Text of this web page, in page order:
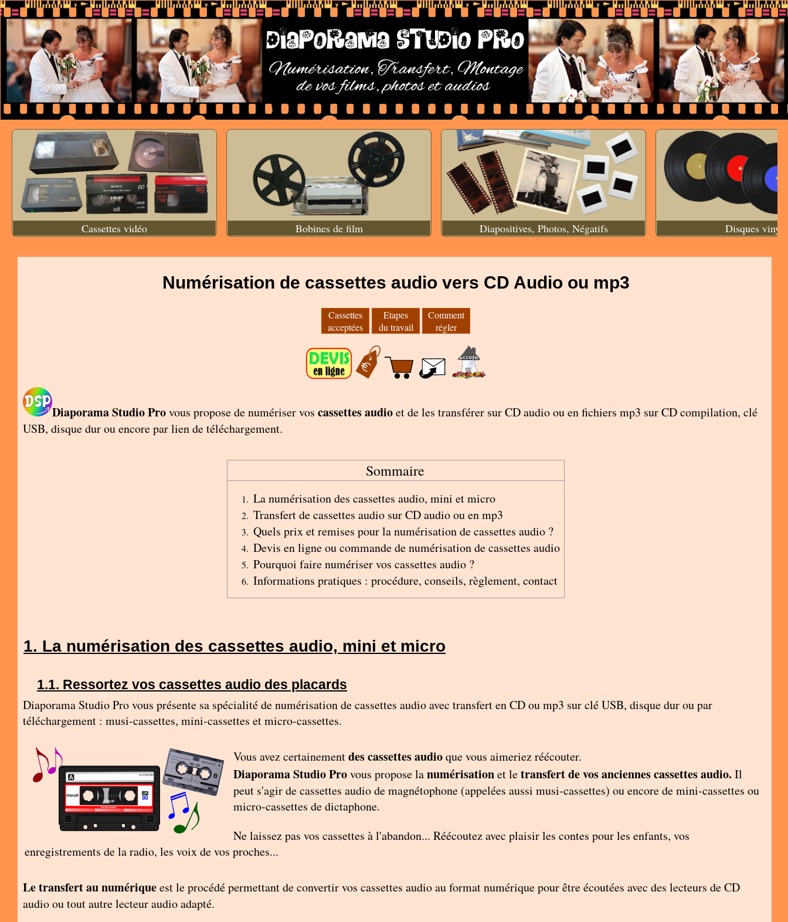
Cassettes vidéo Bobines de film Diapositives, Photos, Négatifs Disques
Numérisation de cassettes audio vers CD Audio ou mp3
Cassettes
acceptées
Etapes
du travail
Comment
régler
Diaporama Studio Provous propose de numériser vos cassettes audioet de les transférer sur CD audio ou en fichiers mp3 sur CD compilation, clé
USB, disque dur ou encore par lien de téléchargement.
Sommaire
La numérisation des cassettes audio, mini et micro
Transfert de cassettes audio sur CD audio ou en mp3
Quels prix et remises pour la numérisation de cassettes audio ?
Devis en ligne ou commande de numérisation de cassettes audio
Pourquoi faire numériser vos cassettes audio ?
Informations pratiques : procédure, conseils, règlement, contact
La numérisation des cassettes audio, mini et micro
Ressortez vos cassettes audio des placards
Diaporama Studio Pro vous présente sa spécialité de numérisation de cassettes audio avec transfert en CD ou mp3 sur clé USB, disque dur ou par
téléchargement : musi-cassettes, mini-cassettes et micro-cassettes.
Vous avez certainementdes cassettes audioque vous aimeriez réécouter.
Diaporama Studio Provous propose lanumérisationet letransfert de vos anciennes cassettes audio. Il
peut s'agir de cassettes audio de magnétophone (appelées aussi musi-cassettes) ou encore de mini-cassettes ou
micro-cassettes de dictaphone.
Ne laissez pas vos cassettes à l'abandon... Réécoutez avec plaisir les contes pour les enfants, vos
enregistrements de la radio, les voix de vos proches...
Le transfert au numériqueest le procédé permettant de convertir vos cassettes audio au format numérique pour être écoutées avec des lecteurs de CD
audio ou tout autre lecteur audio adapté.